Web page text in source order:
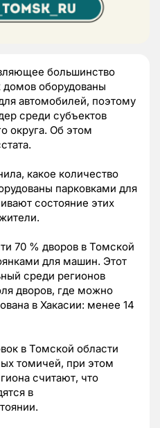
большинство
домов оборудованы
автомобилей, поэтому
среди субъектов
округа. Об этом
какое количество
парковками для
состояние этих
70 % дворов в Томской
для машин. Этот
среди регионов
дворов, где можно
в Хакасии: менее 14
в Томской области
томичей, при этом
считают, что
в